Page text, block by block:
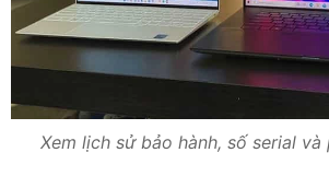
Xem lịch sử bảo hành, số serial